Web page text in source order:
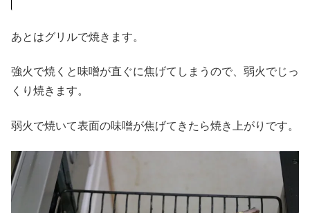
あとはグリルで焼きます。
強火で焼くと味噌が直ぐに焦げてしまうので、弱火でじっ
くり焼きます。
弱火で焼いて表面の味噌が焦げてきたら焼き上がりです。